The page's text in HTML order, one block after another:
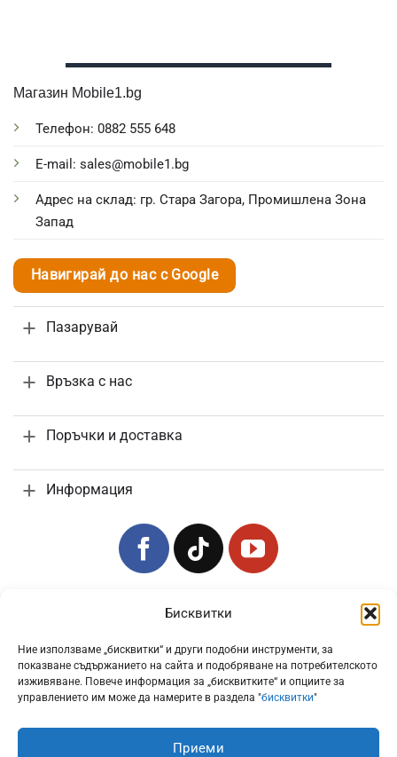
Бисквитки
Ние използваме „бисквитки“ и други подобни инструменти, за
показване съдържанието на сайта и подобряване на потребителското
изживяване. Повече информация за „бисквитките“ и опциите за
управлението им може да намерите в раздела "бисквитки"
Приеми
Магазин Mobile1.bg
Телефон: 0882 555 648
E-mail: sales@mobile1.bg
Адрес на склад: гр. Стара Загора, Промишлена Зона
Запад
Навигирай до нас с Google
Пазарувай
Връзка с нас
Поръчки и доставка
Информация
Всички цени са с включено 20% ДДС